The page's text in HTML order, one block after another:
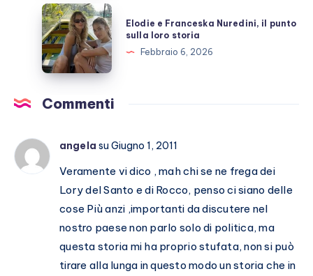
che
non
passa
Elodie
e
Franceska
Nuredini,
punto
storia
Elodie e Franceska Nuredini, il punto
sulla loro storia
Febbraio 6, 2026
Commenti
angela su Giugno 1, 2011
Veramente vi dico , mah chi se ne frega dei
Lory del Santo e di Rocco, penso ci siano delle
cose Più anzi ,importanti da discutere nel
nostro paese non parlo solo di politica, ma
questa storia mi ha proprio stufata, non si può
tirare alla lunga in questo modo un storia che in